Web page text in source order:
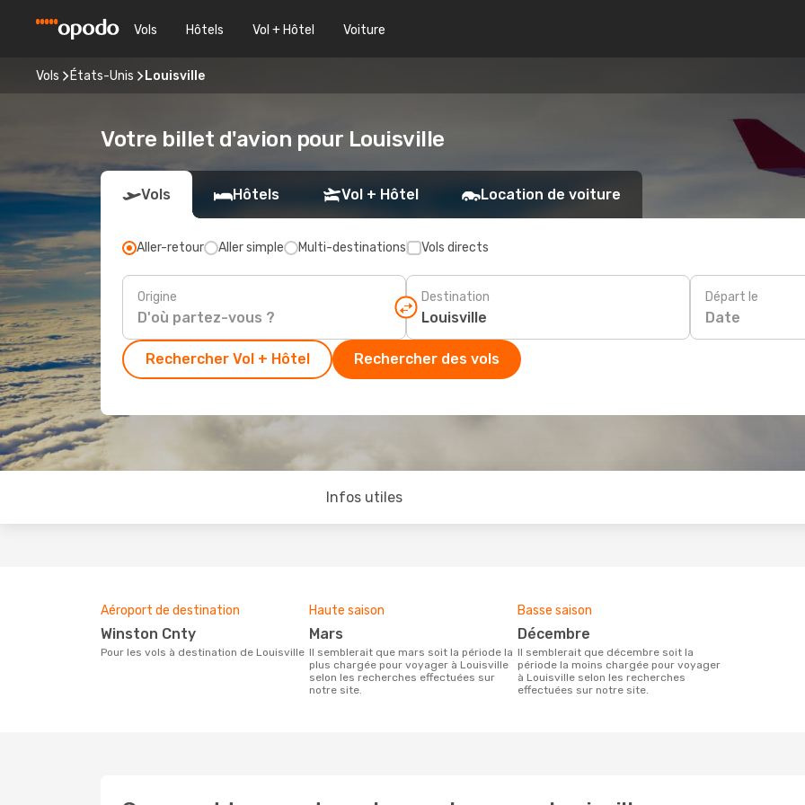
Vols Hôtels Vol + Hôtel Voiture
Vols États-Unis Louisville
Votre billet d'avion pour Louisville
Vols Hôtels Vol + Hôtel Location de voiture
Aller-retour Aller simple Multi-destinations Vols directs
Origine Destination Départ le
Date
Rechercher Vol + Hôtel Rechercher des vols
Infos utiles
Aéroport de destination
Winston Cnty
Pour les vols à destination de Louisville
Haute saison
mars
Il semblerait que mars soit la période la
plus chargée pour voyager à Louisville
selon les recherches effectuées sur
notre site.
Basse saison
décembre
Il semblerait que décembre soit la
période la moins chargée pour voyager
à Louisville selon les recherches
effectuées sur notre site.